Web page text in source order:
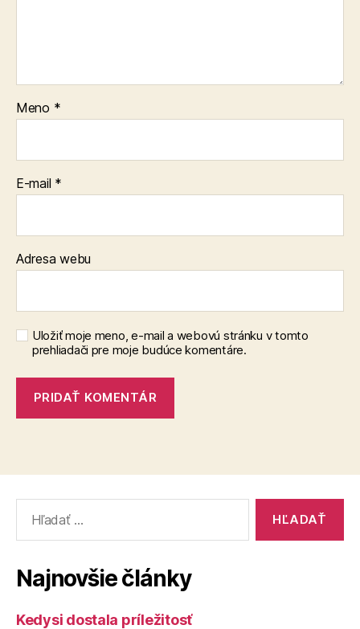
Meno *
E-mail *
Adresa webu
Uložiť moje meno, e-mail a webovú stránku v tomto
prehliadači pre moje budúce komentáre.
Najnovšie články
Kedysi dostala príležitosť